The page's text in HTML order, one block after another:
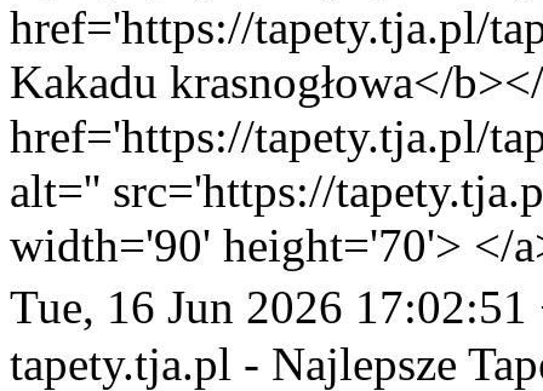
href='https://tapety.tja.pl/
Kakadu krasnogłowa</
href='https://tapety.tja.pl/
alt='' src='https://
width='90' height='70'> </
Tue, 16 Jun 2026 17:02:51
tapety.tja.pl - Najlepsze